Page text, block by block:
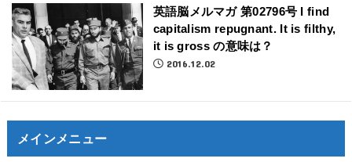
英語脳メルマガ 第02796号 I find
capitalism repugnant. It is filthy,
it is gross の意味は？
2016.12.02
メインメニュー